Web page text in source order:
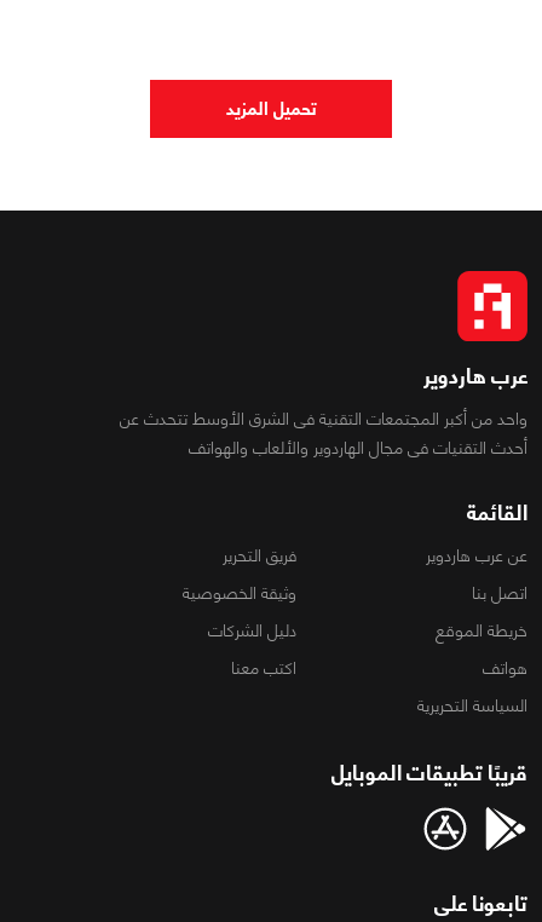
تحميل المزيد
عرب هاردوير
واحد من أكبر المجتمعات التقنية فى الشرق الأوسط تتحدث عن
أحدث التقنيات فى مجال الهاردوير والألعاب والهواتف
القائمة
عن عرب هاردوير
فريق التحرير
اتصل بنا
وثيقة الخصوصية
خريطة الموقع
دليل الشركات
هواتف
اكتب معنا
السياسة التحريرية
قريبًا تطبيقات الموبايل
تابعونا على